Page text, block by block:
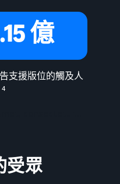
億
支援版位的觸及人
4
受眾